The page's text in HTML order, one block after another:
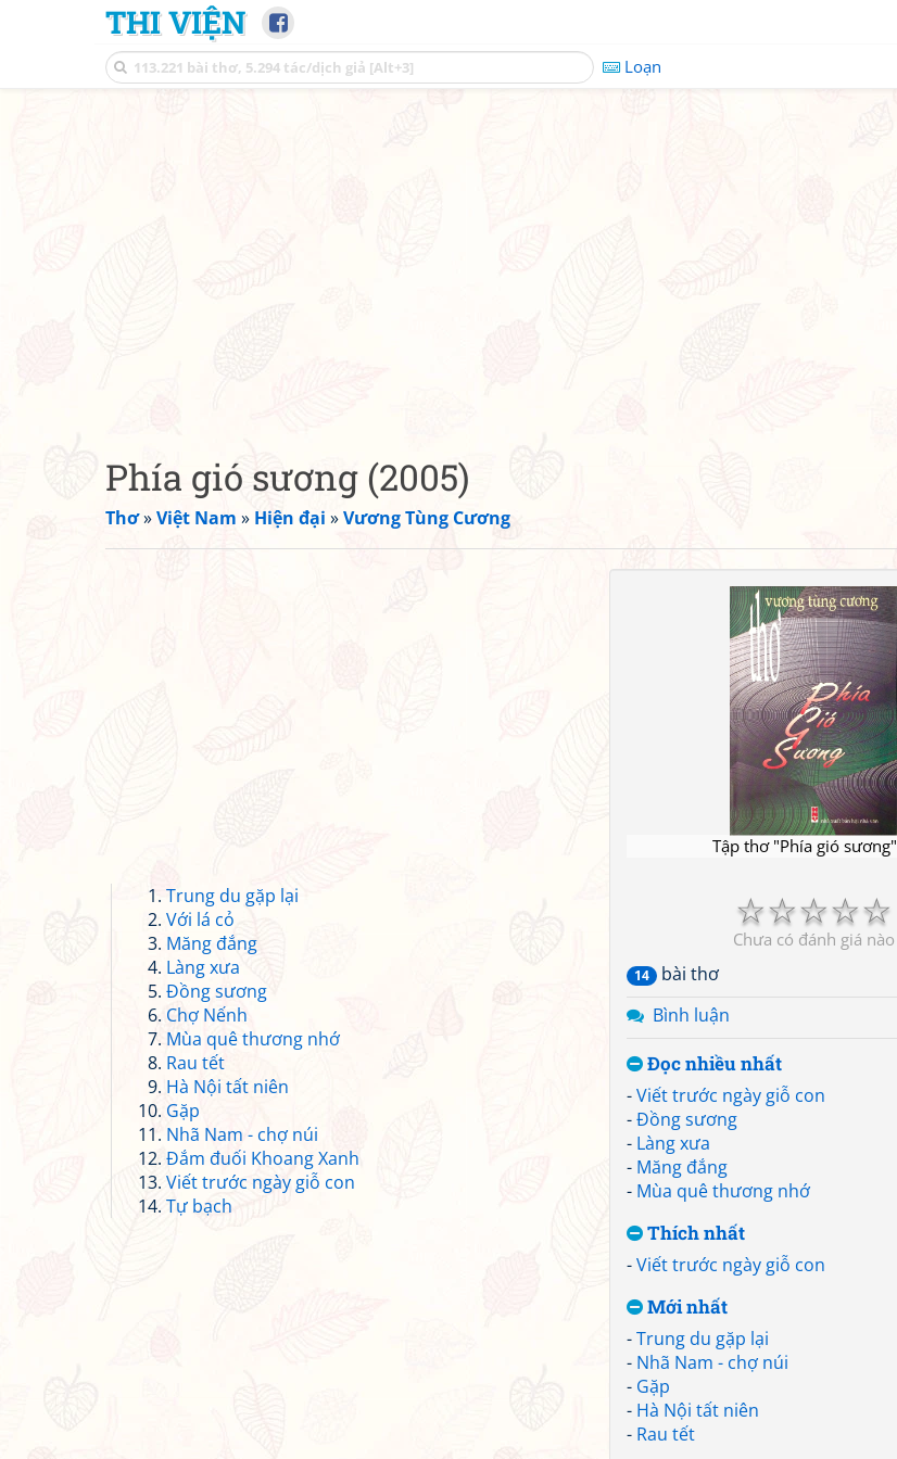
THI VIỆN
Loạn
Phía gió sương (2005)
Thơ»Việt Nam » Hiện đại »Vương Tùng Cương
Tập thơ "Phía gió sương"
☆
☆
☆
☆
☆
Chưa có đánh giá nào
14
bài thơ
Bình luận
Đọc nhiều nhất
-Viết trước ngày giỗ con
-Đồng sương
- Làng xưa
- Măng đắng
- Mùa quê thương nhớ
Thích nhất
-Viết trước ngày giỗ con
Mới nhất
-Trung du gặp lại
- Nhã Nam - chợ núi
- Gặp
- Hà Nội tất niên
- Rau tết
Trung du gặp lại
Với lá cỏ
Măng đắng
Làng xưa
Đồng sương
Chợ Nếnh
Mùa quê thương nhớ
Rau tết
Hà Nội tất niên
Gặp
Nhã Nam - chợ núi
Đắm đuối Khoang Xanh
Viết trước ngày giỗ con
Tự bạch